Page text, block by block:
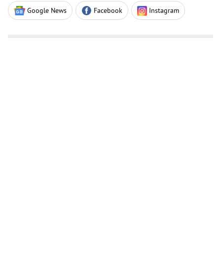
Google News Facebook Instagram